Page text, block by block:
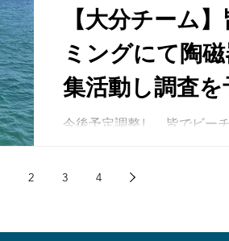
【大分チーム
ミングにて陶
集活動し調査
ライン会議）
今後予定調整し、皆でビー
交えて研究される予定。 ③安井、しんかい、スピカ、こ
2 3 4